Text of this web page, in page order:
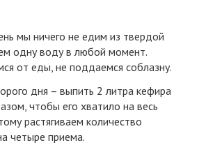
мы ничего не едим из твердой
одну воду в любой момент.
от еды, не поддаемся соблазну.
дня – выпить 2 литра кефира
чтобы его хватило на весь
растягиваем количество
четыре приема.